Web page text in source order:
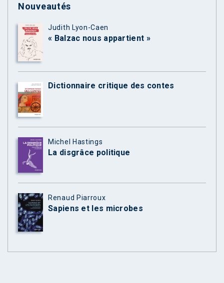
Nouveautés
Judith Lyon-Caen
« Balzac nous appartient »
Dictionnaire critique des contes
Michel Hastings
La disgrâce politique
Renaud Piarroux
Sapiens et les microbes